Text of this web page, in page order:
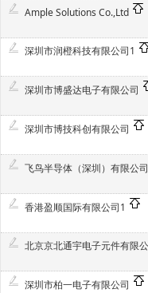
Ample Solutions Co.,Ltd
深圳市润橙科技有限公司1
深圳市博盛达电子有限公司
深圳市博技科创有限公司
飞鸟半导体（深圳）有限公司
香港盈顺国际有限公司1
深圳市柏一电子有限公司